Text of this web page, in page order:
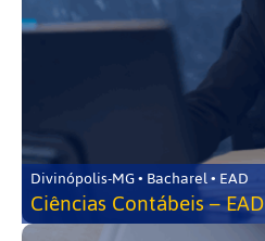
Divinópolis-MG • Bacharel • EAD
Ciências Contábeis – EAD